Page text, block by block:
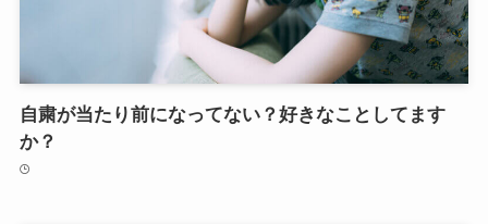
自粛が当たり前になってない？好きなことしてます
か？